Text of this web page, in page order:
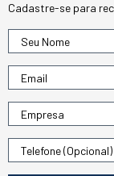
Cadastre-se para